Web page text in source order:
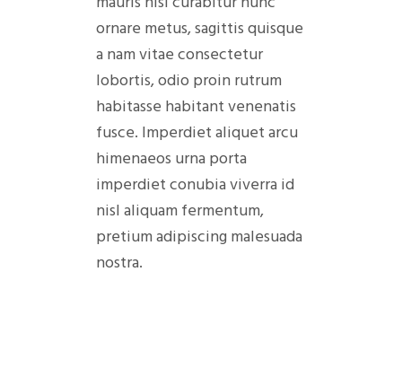
ornare metus, sagittis quisque
a nam vitae consectetur
lobortis, odio proin rutrum
habitasse habitant venenatis
fusce. Imperdiet aliquet arcu
himenaeos urna porta
imperdiet conubia viverra id
nisl aliquam fermentum,
pretium adipiscing malesuada
nostra.